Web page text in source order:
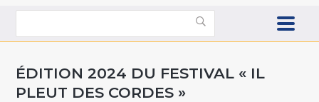
ÉDITION 2024 DU FESTIVAL « IL
PLEUT DES CORDES »